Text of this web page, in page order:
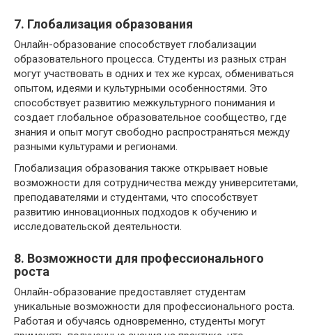
7. Глобализация образования
Онлайн-образование способствует глобализации
образовательного процесса. Студенты из разных стран
могут участвовать в одних и тех же курсах, обмениваться
опытом, идеями и культурными особенностями. Это
способствует развитию межкультурного понимания и
создает глобальное образовательное сообщество, где
знания и опыт могут свободно распространяться между
разными культурами и регионами.
Глобализация образования также открывает новые
возможности для сотрудничества между университетами,
преподавателями и студентами, что способствует
развитию инновационных подходов к обучению и
исследовательской деятельности.
8. Возможности для профессионального
роста
Онлайн-образование предоставляет студентам
уникальные возможности для профессионального роста.
Работая и обучаясь одновременно, студенты могут